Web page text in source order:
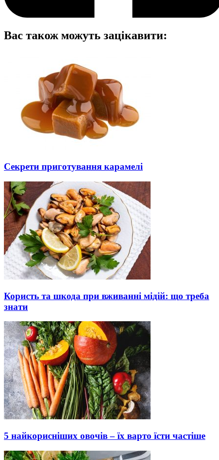
Вас також можуть зацікавити:
Секрети приготування карамелі
Користь та шкода при вживанні мідій: що треба
знати
5 найкорисніших овочів – їх варто їсти частіше